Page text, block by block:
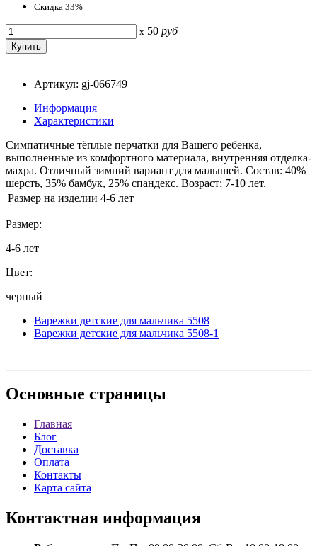
Скидка 33%
x 50 руб
Артикул: gj-066749
Информация
Характеристики
Симпатичные тёплые перчатки для Вашего ребенка,
выполненные из комфортного материала, внутренняя отделка-
махра. Отличный зимний вариант для малышей. Состав: 40%
шерсть, 35% бамбук, 25% спандекс. Возраст: 7-10 лет.
Размер на изделии 4-6 лет
Размер:
4-6 лет
Цвет:
черный
Варежки детские для мальчика 5508
Варежки детские для мальчика 5508-1
Основные страницы
Главная
Блог
Доставка
Оплата
Контакты
Карта сайта
Контактная информация